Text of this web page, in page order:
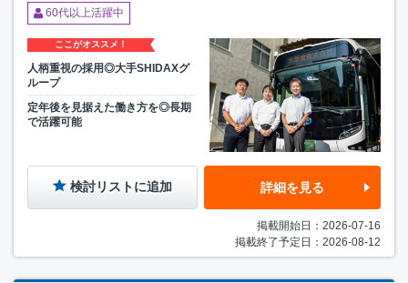
60代以上活躍中
ここがオススメ！
人柄重視の採用◎大手SHIDAXグ
ループ
定年後を見据えた働き方を◎長期
で活躍可能
検討リストに追加 詳細を見る
掲載開始日：2026-07-16
掲載終了予定日：2026-08-12